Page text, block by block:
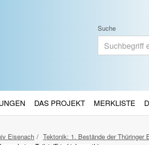
Suche
DAS PROJEKT MERKLISTE
Eisenach
Tektonik: 1. Bestände der Thüringer